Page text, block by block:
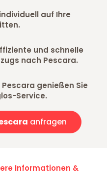
auf Ihre
und schnelle
nach Pescara.
genießen Sie
Service.
anfragen
Informationen &